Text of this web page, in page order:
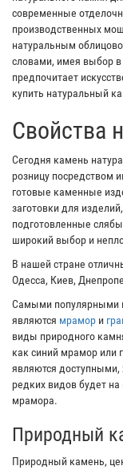
современные
производственных
натуральным
словами, имея выбор в
предпочитает
купить натуральный
Свойства
Сегодня камень
розницу посредством
готовые каменные
заготовки для
подготовленные
широкий выбор и
В нашей стране
Одесса, Киев,
Самыми популярными
являются мрамор и
виды природного
как синий мрамор или
являются доступными,
редких видов будет
мрамора.
Природный
Природный камень,